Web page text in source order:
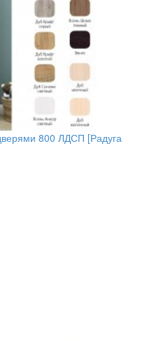
800 ЛДСП [Радуга